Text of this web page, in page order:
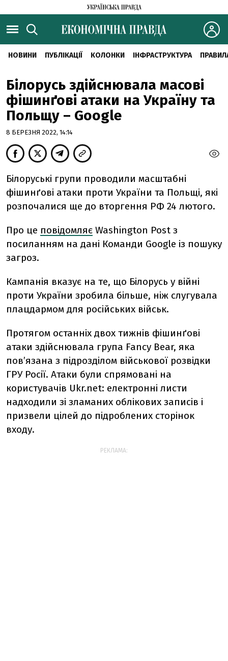
НОВИНИ ПУБЛІКАЦІЇ КОЛОНКИ ІНФРАСТРУКТУРА
Білорусь здійснювала масові
фішинґові атаки на Україну та
Польщу – Google
8 БЕРЕЗНЯ 2022, 14:14
Білоруські групи проводили масштабні
фішинґові атаки проти України та Польщі, які
розпочалися ще до вторгення РФ 24 лютого.
Про це повідомляє Washington Post з
посиланням на дані Команди Google із пошуку
загроз.
Кампанія вказує на те, що Білорусь у війні
проти України зробила більше, ніж слугувала
плацдармом для російських військ.
Протягом останніх двох тижнів фішинґові
атаки здійснювала група Fancy Bear, яка
пов’язана з підрозділом військової розвідки
ГРУ Росії. Атаки були спрямовані на
користувачів Ukr.net: електронні листи
надходили зі зламаних облікових записів і
призвели цілей до підроблених сторінок
входу.
РЕКЛАМА: